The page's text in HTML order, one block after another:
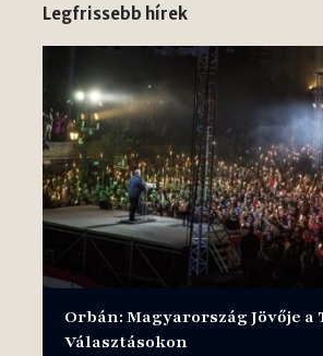
Legfrissebb hírek
Orbán: Magyarország Jövője a
Választásokon